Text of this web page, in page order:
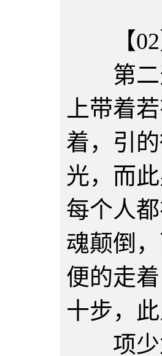
【02
第二天
上带着
着，引
光，而
每个人
魂颠倒
便的走
十步，
项少龙